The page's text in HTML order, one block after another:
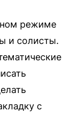
режиме
и солисты.
с